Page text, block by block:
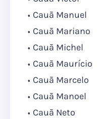
Cauã Manuel
Cauã Mariano
Cauã Michel
Cauã Maurício
Cauã Marcelo
Cauã Manoel
Cauã Neto